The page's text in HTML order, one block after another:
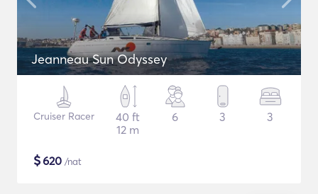
Jeanneau Sun Odyssey
Cruiser Racer
40 ft
12 m
6 3 3
$620 /nat